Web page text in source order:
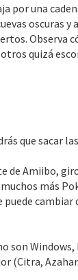
por una
oscuras
Observa
quizá
que sacar
de Amiibo,
más
cambiar
Windows,
(Citra,